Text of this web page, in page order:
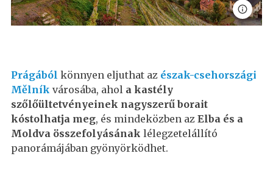
Prágából könnyen eljuthat az észak-csehországi
Mělník városába, ahol a kastély
szőlőültetvényeinek nagyszerű borait
kóstolhatja meg, és mindeközben az Elba és a
Moldva összefolyásának lélegzetelállító
panorámájában gyönyörködhet.